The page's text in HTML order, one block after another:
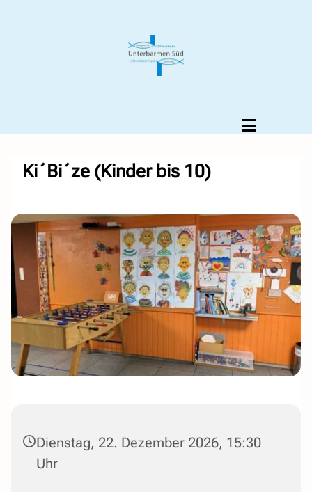
Ki´Bi´ze (Kinder bis 10)
Dienstag, 22. Dezember 2026, 15:30
Uhr